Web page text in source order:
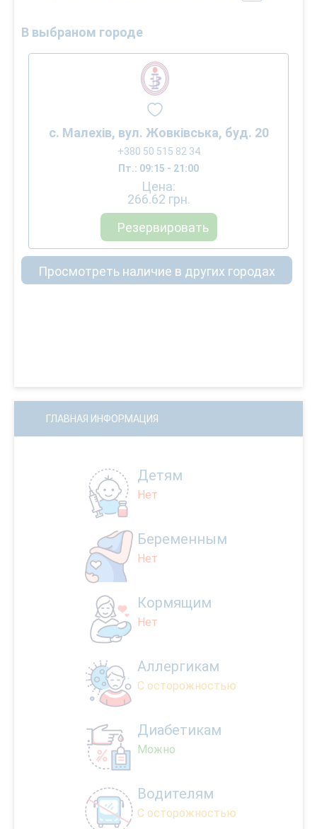
В выбраном городе
с. Малехів, вул. Жовківська, буд. 20
+380 50 515 82 34
Пт.: 09:15 - 21:00
Цена:
266.62 грн.
Резервировать
Просмотреть наличие в других городах
ГЛАВНАЯ ИНФОРМАЦИЯ
Детям
Нет
Беременным
Нет
Кормящим
Нет
Аллергикам
С осторожностью
Диабетикам
Можно
Водителям
С осторожностью